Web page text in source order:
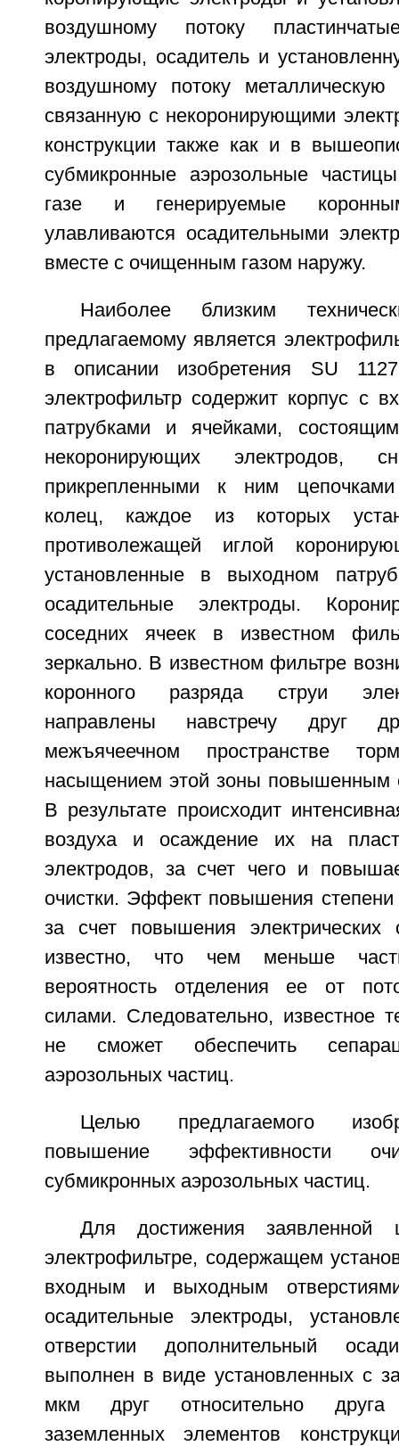
воздушному потоку
электроды, осадитель и
воздушному потоку металлическую
связанную с некоронирующими
конструкции также как и в
субмикронные аэрозольные
газе и генерируемые
улавливаются осадительными
вместе с очищенным газом наружу.
Наиболее близким
предлагаемому является
в описании изобретения SU
электрофильтр содержит корпус с
патрубками и ячейками,
некоронирующих электродов,
прикрепленными к ним
колец, каждое из которых
противолежащей иглой
установленные в выходном
осадительные электроды.
соседних ячеек в известном
зеркально. В известном фильтре
коронного разряда струи
направлены навстречу друг
межъячеечном пространстве
насыщением этой зоны повышенным
В результате происходит
воздуха и осаждение их на
электродов, за счет чего и
очистки. Эффект повышения степени
за счет повышения
известно, что чем меньше
вероятность отделения ее от
силами. Следовательно, известное
не сможет обеспечить
аэрозольных частиц.
Целью предлагаемого
повышение эффективности
субмикронных аэрозольных частиц.
Для достижения заявленной
электрофильтре, содержащем
входным и выходным
осадительные электроды,
отверстии дополнительный
выполнен в виде установленных с
мкм друг относительно друга
заземленных элементов